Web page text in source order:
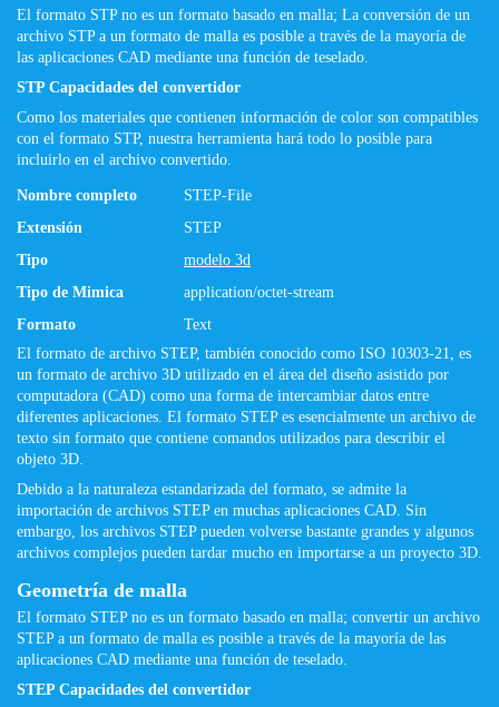
El formato STP no es un formato basado en malla; La conversión de un
archivo STP a un formato de malla es posible a través de la mayoría de
las aplicaciones CAD mediante una función de teselado.
STP Capacidades del convertidor
Como los materiales que contienen información de color son compatibles
con el formato STP, nuestra herramienta hará todo lo posible para
incluirlo en el archivo convertido.
Nombre completo
STEP-File
Extensión
STEP
Tipo
modelo 3d
Tipo de Mimica
application/octet-stream
Formato
Text
El formato de archivo STEP, también conocido como ISO 10303-21, es
un formato de archivo 3D utilizado en el área del diseño asistido por
computadora (CAD) como una forma de intercambiar datos entre
diferentes aplicaciones. El formato STEP es esencialmente un archivo de
texto sin formato que contiene comandos utilizados para describir el
objeto 3D.
Debido a la naturaleza estandarizada del formato, se admite la
importación de archivos STEP en muchas aplicaciones CAD. Sin
embargo, los archivos STEP pueden volverse bastante grandes y algunos
archivos complejos pueden tardar mucho en importarse a un proyecto 3D.
Geometría de malla
El formato STEP no es un formato basado en malla; convertir un archivo
STEP a un formato de malla es posible a través de la mayoría de las
aplicaciones CAD mediante una función de teselado.
STEP Capacidades del convertidor